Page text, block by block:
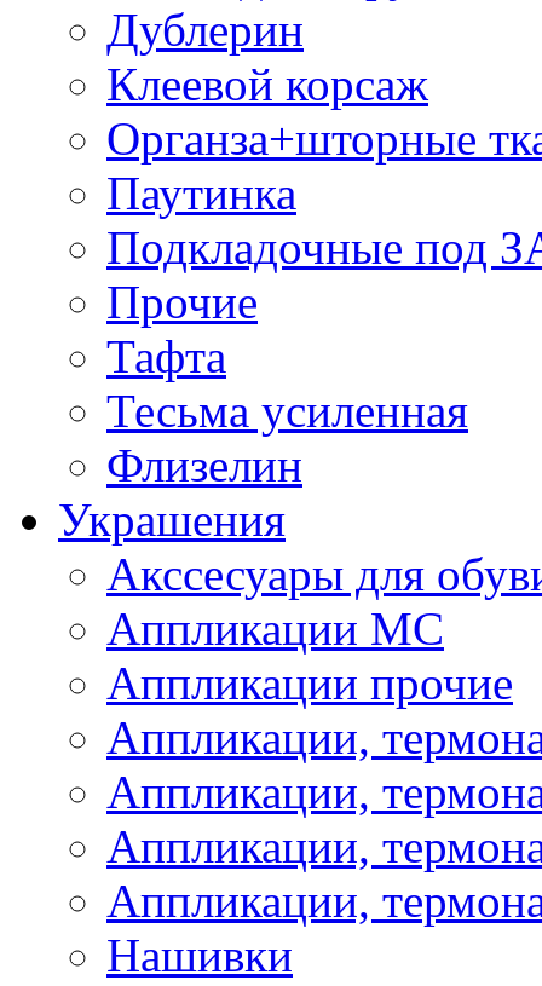
Дублерин
Клеевой корсаж
Органза+шторные
Паутинка
Подкладочные под
Прочие
Тафта
Тесьма усиленная
Флизелин
Украшения
Акссесуары для
Аппликации МС
Аппликации прочие
Аппликации,
Аппликации,
Аппликации,
Аппликации,
Нашивки